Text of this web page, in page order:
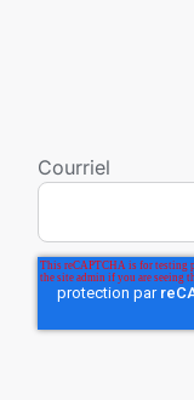
Courriel